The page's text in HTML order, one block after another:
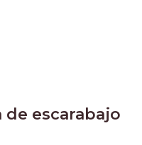
escarabajo